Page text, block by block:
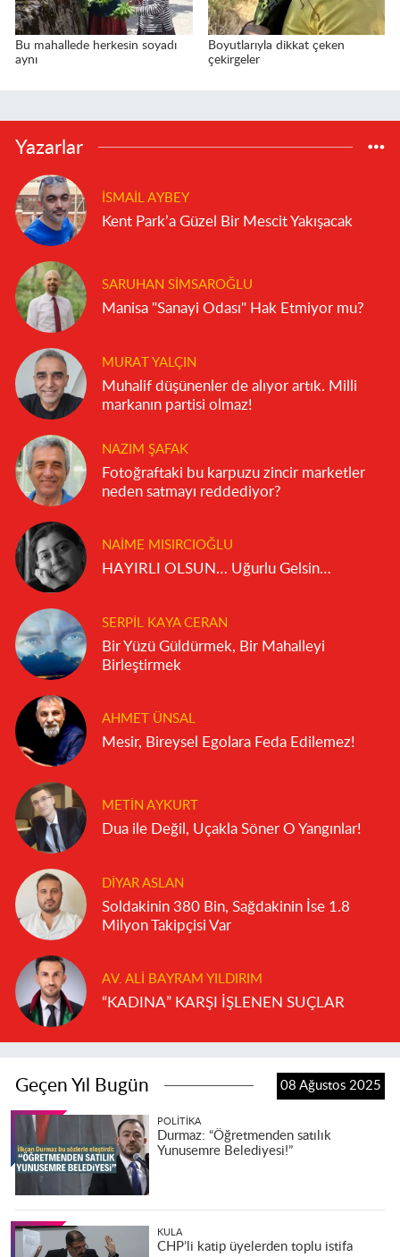
Bu mahallede herkesin soyadı
aynı
Boyutlarıyla dikkat çeken
çekirgeler
Yazarlar
İSMAIL AYBEY
Kent Park’a Güzel Bir Mescit Yakışacak
SARUHAN SIMSAROĞLU
Manisa "Sanayi Odası" Hak Etmiyor mu?
MURAT YALÇIN
Muhalif düşünenler de alıyor artık. Milli
markanın partisi olmaz!
NAZIM ŞAFAK
Fotoğraftaki bu karpuzu zincir marketler
neden satmayı reddediyor?
NAIME MISIRCIOĞLU
HAYIRLI OLSUN… Uğurlu Gelsin…
SERPIL KAYA CERAN
Bir Yüzü Güldürmek, Bir Mahalleyi
Birleştirmek
AHMET ÜNSAL
Mesir, Bireysel Egolara Feda Edilemez!
METIN AYKURT
Dua ile Değil, Uçakla Söner O Yangınlar!
DIYAR ASLAN
Soldakinin 380 Bin, Sağdakinin İse 1.8
Milyon Takipçisi Var
AV. ALI BAYRAM YILDIRIM
“KADINA” KARŞI İŞLENEN SUÇLAR
Geçen Yıl Bugün 08 Ağustos 2025
POLITIKA
Durmaz: “Öğretmenden satılık
Yunusemre Belediyesi!”
KULA
CHP’li katip üyelerden toplu istifa